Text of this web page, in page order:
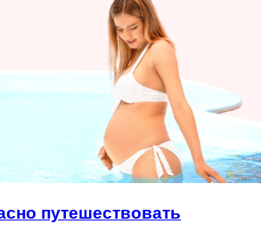
путешествовать